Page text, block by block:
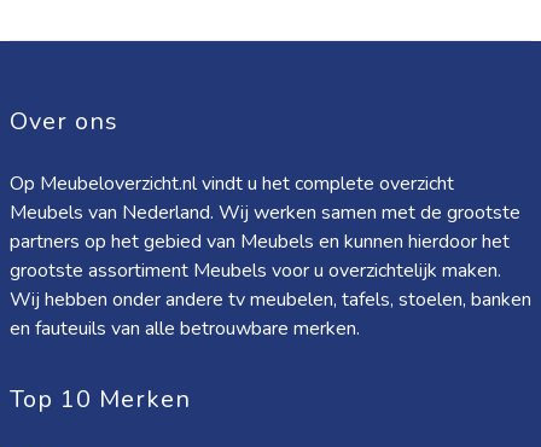
Over ons
Op Meubeloverzicht.nl vindt u het complete overzicht
Meubels van Nederland. Wij werken samen met de grootste
partners op het gebied van Meubels en kunnen hierdoor het
grootste assortiment Meubels voor u overzichtelijk maken.
Wij hebben onder andere tv meubelen, tafels, stoelen, banken
en fauteuils van alle betrouwbare merken.
Top 10 Merken